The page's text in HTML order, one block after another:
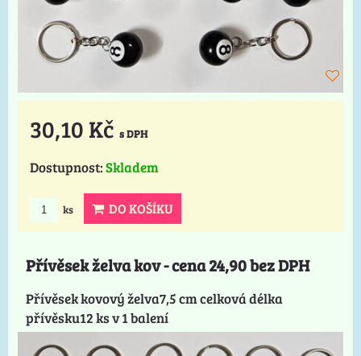
30,10 Kč s DPH
Dostupnost:Skladem
ks DO KOŠÍKU
Přívěsek želva kov - cena 24,90 bez DPH
Přívěsek kovový želva7,5 cm celková délka
přívěsku12 ks v 1 balení